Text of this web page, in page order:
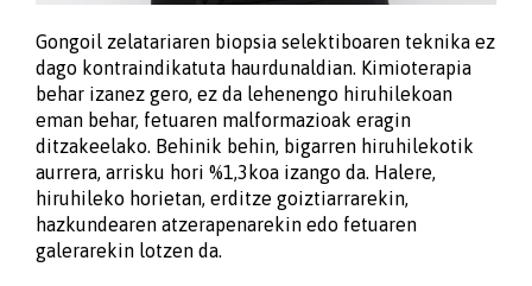
Gongoil zelatariaren biopsia selektiboaren teknika ez
dago kontraindikatuta haurdunaldian. Kimioterapia
behar izanez gero, ez da lehenengo hiruhilekoan
eman behar, fetuaren malformazioak eragin
ditzakeelako. Behinik behin, bigarren hiruhilekotik
aurrera, arrisku hori %1,3koa izango da. Halere,
hiruhileko horietan, erditze goiztiarrarekin,
hazkundearen atzerapenarekin edo fetuaren
galerarekin lotzen da.